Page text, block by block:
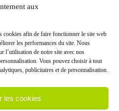
aux
cookies afin de faire fonctionner le site web
les performances du site. Nous
l’utilisation de notre site avec nos
Vous pouvez choisir à tout
publicitaires et de personnalisation.
les cookies